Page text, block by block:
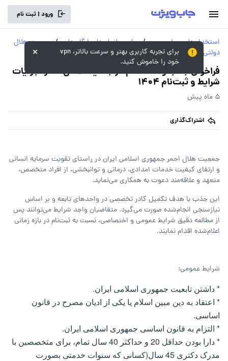
ورود | ثبت نام
استخدام‌های سراسری و
دولتی
/ سایر سازمان‌ها و ارگان‌های
دولتی
/ جمعیت هلال
فراخوان جذب و استخدام در جمعیت هلال احمر ،جزئیات
شرایط و ثبت‌نام 1404
5 ماه پیش
اشتراک‌گذاری
جمعیت هلال احمر جمهوری اسلامی ایراندر راستای تقویت سرمایه انسانی
و ارتقای کیفیت خدمات امدادی، درمانی و توانبخشی، از افراد متخصص،
متعهد و علاقه‌مند دعوت به همکاری می‌نماید.
این جذب با هدف تکمیل کادر تخصصی در واحدهای تابعه و بر اساس
نیازسنجی انجام‌شده صورت می‌گیرد. متقاضیان واجد شرایط می‌توانند پس
از مطالعه دقیق شرایط عمومی و اختصاصی، نسبت به ثبت‌نام در بازه زمانی
اعلام‌شده اقدام نمایند.
شرایط عمومی:
* داشتن تابعیت جمهوری اسلامی ایران.
* اعتقاد به دین مبین اسلام یا یکی از ادیان مصرح در قانون
اساسی.
* التزام به قانون اساسی جمهوری اسلامی ایران.
* دارا بودن حداقل 20 و حداکثر 40 سال تمام، برای متخصصین با
مدرک دکتری 45 سال(کسانی که سنوات خدمتی بصورت
برای تجربه کاربری بهتر و سرعت بالاتر، vpn
خود را خاموش کنید.